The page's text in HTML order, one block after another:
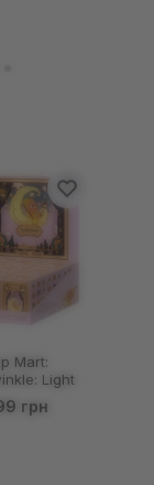
Mart:
Light
Series
з 10)
грн